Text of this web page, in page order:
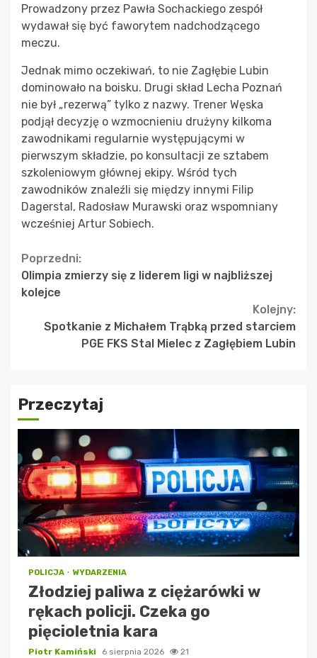
Prowadzony przez Pawła Sochackiego zespół
wydawał się być faworytem nadchodzącego
meczu.
Jednak mimo oczekiwań, to nie Zagłębie Lubin
dominowało na boisku. Drugi skład Lecha Poznań
nie był „rezerwą” tylko z nazwy. Trener Węska
podjął decyzję o wzmocnieniu drużyny kilkoma
zawodnikami regularnie występującymi w
pierwszym składzie, po konsultacji ze sztabem
szkoleniowym głównej ekipy. Wśród tych
zawodników znaleźli się między innymi Filip
Dagerstal, Radosław Murawski oraz wspomniany
wcześniej Artur Sobiech.
Continue
Reading
Poprzedni:
Olimpia zmierzy się z liderem ligi w najbliższej
kolejce
Kolejny:
Spotkanie z Michałem Trąbką przed starciem
PGE FKS Stal Mielec z Zagłębiem Lubin
Przeczytaj
POLICJA WYDARZENIA
Złodziej paliwa z ciężarówki w
rękach policji. Czeka go
pięcioletnia kara
Piotr Kamiński 6 sierpnia 2026 21